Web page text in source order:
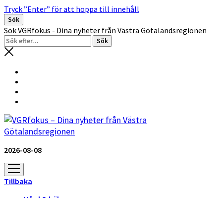
Tryck ”Enter” för att hoppa till innehåll
Sök
Sök VGRfokus - Dina nyheter från Västra Götalandsregionen
2026-08-08
öppna
meny
Tillbaka